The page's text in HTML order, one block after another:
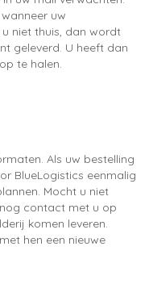
uw
niet thuis, dan wordt
geleverd. U heeft dan
te halen.
Als uw bestelling
BlueLogistics eenmalig
Mocht u niet
contact met u op
komen leveren.
hen een nieuwe